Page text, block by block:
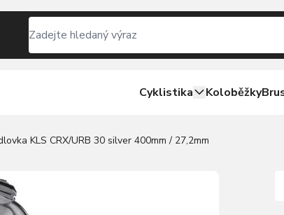
Cyklistika Koloběžky
KLS CRX/URB 30 silver 400mm / 27,2mm